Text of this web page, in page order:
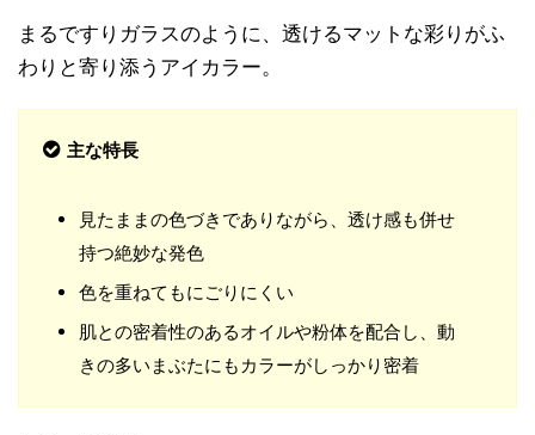
まるですりガラスのように、透けるマットな彩りがふ
わりと寄り添うアイカラー。
主な特長
見たままの色づきでありながら、透け感も併せ
持つ絶妙な発色
色を重ねてもにごりにくい
肌との密着性のあるオイルや粉体を配合し、動
きの多いまぶたにもカラーがしっかり密着